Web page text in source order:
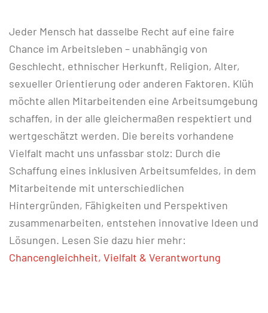
Jeder Mensch hat dasselbe Recht auf eine faire
Chance im Arbeitsleben – unabhängig von
Geschlecht, ethnischer Herkunft, Religion, Alter,
sexueller Orientierung oder anderen Faktoren. Klüh
möchte allen Mitarbeitenden eine Arbeitsumgebung
schaffen, in der alle gleichermaßen respektiert und
wertgeschätzt werden. Die bereits vorhandene
Vielfalt macht uns unfassbar stolz: Durch die
Schaffung eines inklusiven Arbeitsumfeldes, in dem
Mitarbeitende mit unterschiedlichen
Hintergründen, Fähigkeiten und Perspektiven
zusammenarbeiten, entstehen innovative Ideen und
Lösungen. Lesen Sie dazu hier mehr:
Chancengleichheit, Vielfalt & Verantwortung